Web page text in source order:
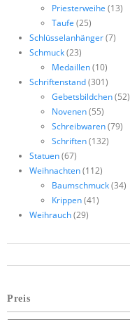
Priesterweihe (13)
Taufe (25)
Schlüsselanhänger(7)
Schmuck(23)
Medaillen(10)
Schriftenstand(301)
Gebetsbildchen(52)
Novenen(55)
Schreibwaren(79)
Schriften(132)
Statuen(67)
Weihnachten(112)
Baumschmuck(34)
Krippen(41)
Weihrauch(29)
Preis